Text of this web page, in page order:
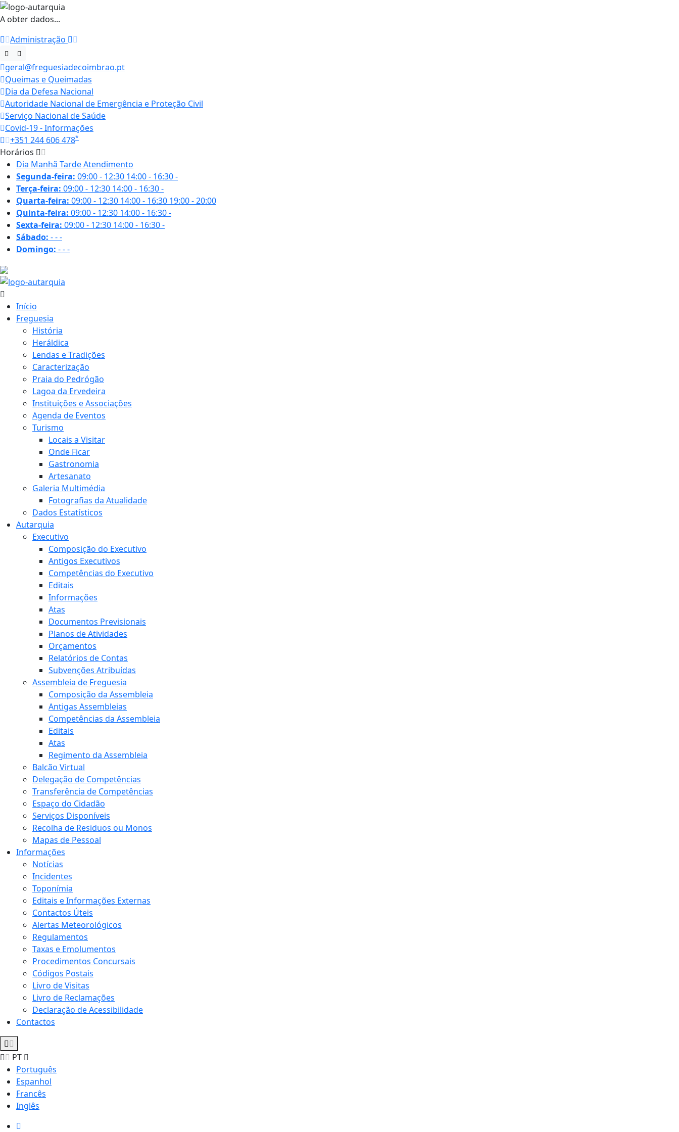
A obter dados...
Administração
geral@freguesiadecoimbrao.pt
Queimas e Queimadas
Dia da Defesa Nacional
Autoridade Nacional de Emergência e Proteção Civil
Serviço Nacional de Saúde
Covid-19 - Informações
+351 244 606 478*
Horários
Dia Manhã TardeAtendimento
Segunda-feira: 09:00 - 12:30 14:00 - 16:30-
Terça-feira: 09:00 - 12:30 14:00 - 16:30-
Quarta-feira: 09:00 - 12:30 14:00 - 16:30 19:00 - 20:00
Quinta-feira: 09:00 - 12:30 14:00 - 16:30-
Sexta-feira: 09:00 - 12:30 14:00 - 16:30-
Sábado: ---
Domingo: ---
Início
Freguesia
História
Heráldica
Lendas e Tradições
Caracterização
Praia do Pedrógão
Lagoa da Ervedeira
Instituições e Associações
Agenda de Eventos
Turismo
Locais a Visitar
Onde Ficar
Gastronomia
Artesanato
Galeria Multimédia
Fotografias da Atualidade
Dados Estatísticos
Autarquia
Executivo
Composição do Executivo
Antigos Executivos
Competências do Executivo
Editais
Informações
Atas
Documentos Previsionais
Planos de Atividades
Orçamentos
Relatórios de Contas
Subvenções Atribuídas
Assembleia de Freguesia
Composição da Assembleia
Antigas Assembleias
Competências da Assembleia
Editais
Atas
Regimento da Assembleia
Balcão Virtual
Delegação de Competências
Transferência de Competências
Espaço do Cidadão
Serviços Disponíveis
Recolha de Residuos ou Monos
Mapas de Pessoal
Informações
Notícias
Incidentes
Toponímia
Editais e Informações Externas
Contactos Úteis
Alertas Meteorológicos
Regulamentos
Taxas e Emolumentos
Procedimentos Concursais
Códigos Postais
Livro de Visitas
Livro de Reclamações
Declaração de Acessibilidade
Contactos
PT
Português
Espanhol
Francês
Inglês